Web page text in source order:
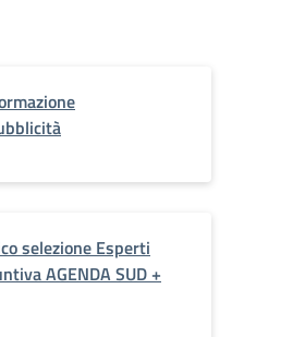
selezione Esperti
AGENDA SUD +